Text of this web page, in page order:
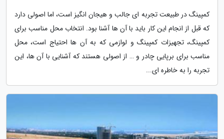
کمپینگ در طبیعت تجربه ای جالب و هیجان انگیز است، اما اصولی دارد
که قبل از انجام این کار باید با آن ها آشنا بود. انتخاب محل مناسب برای
کمپینگ، تجهیزات کمپینگ و لوازمی که به آن ها احتیاج است، محل
مناسب برای برپایی چادر و … از اصولی هستند که آشنایی با آن ها، این
تجربه را به خاطره ای...